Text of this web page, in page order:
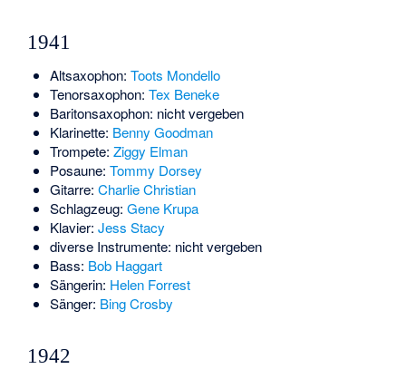
1941
Altsaxophon: Toots Mondello
Tenorsaxophon: Tex Beneke
Baritonsaxophon: nicht vergeben
Klarinette: Benny Goodman
Trompete: Ziggy Elman
Posaune: Tommy Dorsey
Gitarre: Charlie Christian
Schlagzeug: Gene Krupa
Klavier: Jess Stacy
diverse Instrumente: nicht vergeben
Bass: Bob Haggart
Sängerin: Helen Forrest
Sänger: Bing Crosby
1942